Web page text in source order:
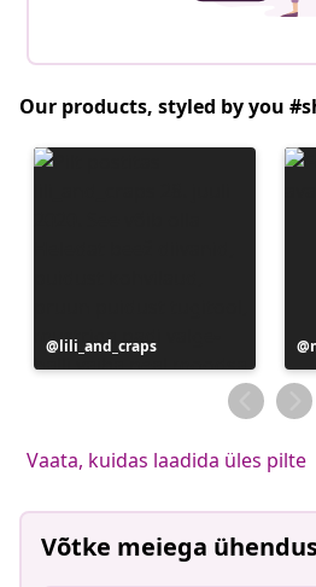
Our products, styled by you
Postitus
avaldatud
lili_and_craps
Vaata, kuidas laadida üles pilte
Võtke meiega